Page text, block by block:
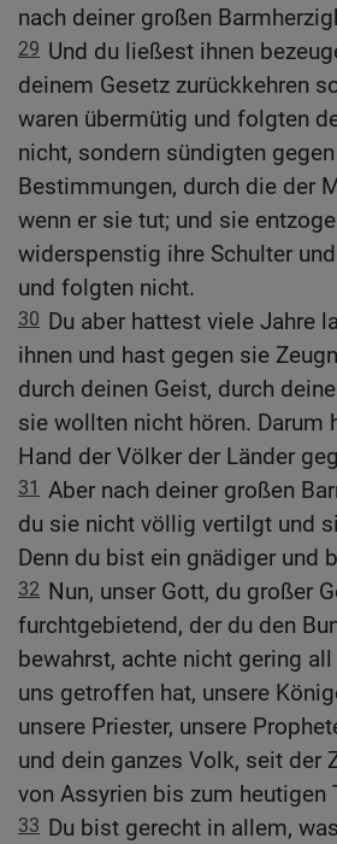
nach deiner großen
29 Und du ließest ihnen
deinem Gesetz zurückkehren
waren übermütig und folgten
nicht, sondern sündigten
Bestimmungen, durch die der
wenn er sie tut; und sie
widerspenstig ihre Schulter
und folgten nicht.
30 Du aber hattest viele Jahre
ihnen und hast gegen sie
durch deinen Geist, durch
sie wollten nicht hören. Darum
Hand der Völker der Länder
31 Aber nach deiner großen
du sie nicht völlig vertilgt und
Denn du bist ein gnädiger und
32 Nun, unser Gott, du großer
furchtgebietend, der du den
bewahrst, achte nicht gering
uns getroffen hat, unsere
unsere Priester, unsere
und dein ganzes Volk, seit der
von Assyrien bis zum heutigen
33 Du bist gerecht in allem,